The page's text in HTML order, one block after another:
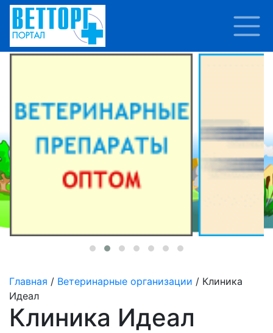
Главная / Ветеринарные организации / Клиника
Идеал
Клиника Идеал